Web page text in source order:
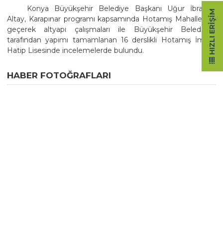
Konya Büyükşehir Belediye Başkanı Uğur İbrahim
Altay, Karapınar programı kapsamında Hotamış Mahallesine
geçerek altyapı çalışmaları ile Büyükşehir Belediyesi
tarafından yapımı tamamlanan 16 derslikli Hotamış İmam
Hatip Lisesinde incelemelerde bulundu.
HABER FOTOĞRAFLARI
HIZLI ERIŞIM